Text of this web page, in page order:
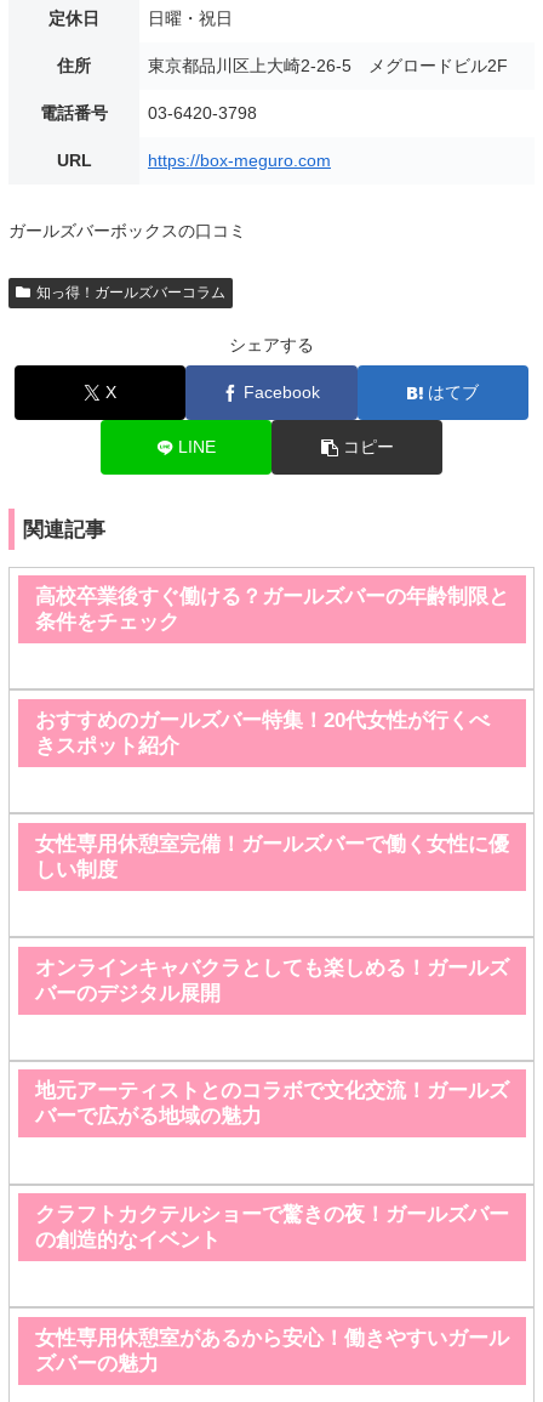
定休日 日曜・祝日
住所 東京都品川区上大崎2-26-5 メグロードビル2F
電話番号 03-6420-3798
URL https://box-meguro.com
ガールズバーボックスの口コミ
知っ得！ガールズバーコラム
シェアする
X Facebook はてブ
LINE コピー
関連記事
高校卒業後すぐ働ける？ガールズバーの年齢制限と
条件をチェック
おすすめのガールズバー特集！20代女性が行くべ
きスポット紹介
女性専用休憩室完備！ガールズバーで働く女性に優
しい制度
オンラインキャバクラとしても楽しめる！ガールズ
バーのデジタル展開
地元アーティストとのコラボで文化交流！ガールズ
バーで広がる地域の魅力
クラフトカクテルショーで驚きの夜！ガールズバー
の創造的なイベント
女性専用休憩室があるから安心！働きやすいガール
ズバーの魅力